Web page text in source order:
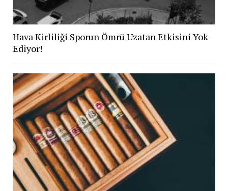
Hava Kirliliği Sporun Ömrü Uzatan Etkisini Yok
Ediyor!